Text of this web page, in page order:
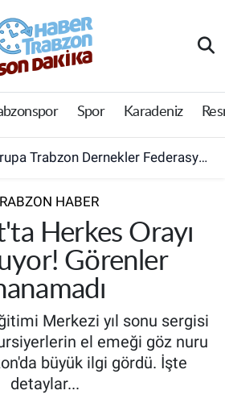
Spor Karadeniz
Trabzon Dernekler Federasyonu açıldı
HABER
Herkes Orayı
Görenler
Merkezi yıl sonu sergisi
el emeği göz nuru
büyük ilgi gördü. İşte
detaylar...
Eczaneler
Durumu ve Fikstür